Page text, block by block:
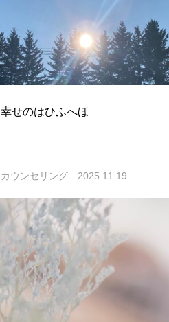
幸せのはひふへほ
カウンセリング 2025.11.19